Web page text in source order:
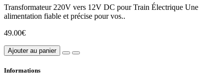
Transformateur 220V vers 12V DC pour Train Électrique Une
alimentation fiable et précise pour vos..
49.00€
Ajouter au panier
Informations